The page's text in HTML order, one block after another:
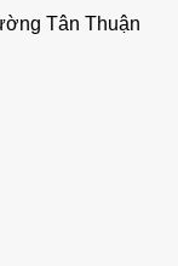
Tân Thuận